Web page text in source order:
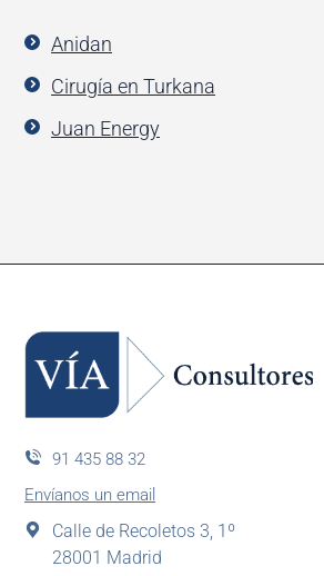
Anidan
Cirugía en Turkana
Juan Energy
91 435 88 32
Envíanos un email
Calle de Recoletos 3, 1º
28001 Madrid